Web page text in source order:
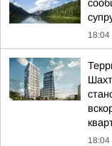
18:04
18:04